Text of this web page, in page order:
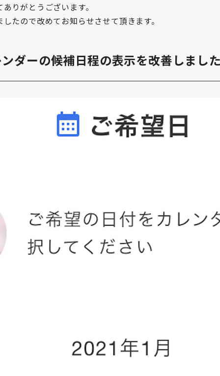
りがとうございます。
たので改めてお知らせさせて頂きます。
ダーの候補日程の表示を改善しまし